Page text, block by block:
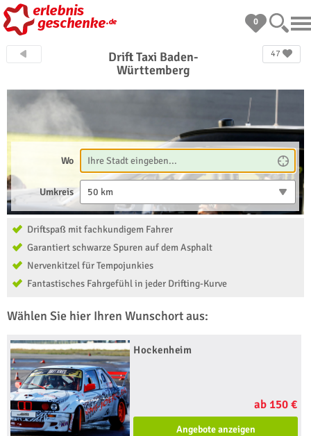
0
47
Drift Taxi Baden-
Württemberg
Wo
Umkreis 50 km
Driftspaß mit fachkundigem Fahrer
Garantiert schwarze Spuren auf dem Asphalt
Nervenkitzel für Tempojunkies
Fantastisches Fahrgefühl in jeder Drifting-Kurve
Wählen Sie hier Ihren Wunschort aus:
Hockenheim
ab 150 €
Angebote anzeigen